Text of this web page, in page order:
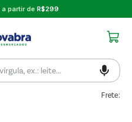
a partir de R$299
Frete: